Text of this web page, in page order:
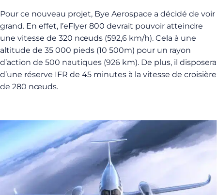
Pour ce nouveau projet, Bye Aerospace a décidé de voir
grand. En effet, l’eFlyer 800 devrait pouvoir atteindre
une vitesse de 320 nœuds (592,6 km/h). Cela à une
altitude de 35 000 pieds (10 500m) pour un rayon
d’action de 500 nautiques (926 km). De plus, il disposera
d’une réserve IFR de 45 minutes à la vitesse de croisière
de 280 nœuds.